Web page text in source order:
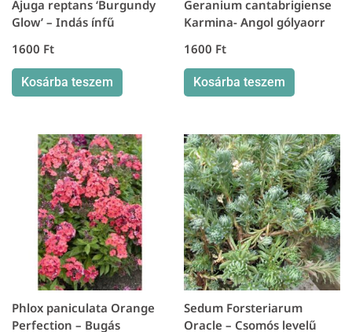
Ajuga reptans ‘Burgundy
Glow’ – Indás ínfű
1600 Ft
Kosárba teszem
Geranium cantabrigiense
Karmina- Angol gólyaorr
1600 Ft
Kosárba teszem
Phlox paniculata Orange
Perfection – Bugás
Sedum Forsteriarum
Oracle – Csomós levelű